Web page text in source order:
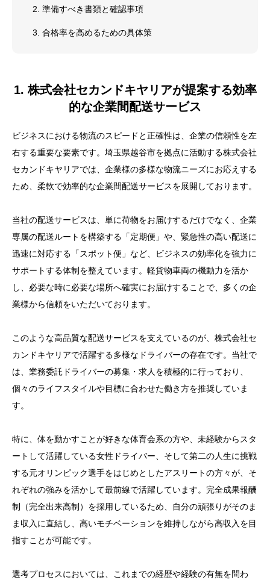
2. 準備すべき書類と確認事項
3. 合格率を高めるための具体策
1. 株式会社セカンドキヤリアが提案する効率
的な企業間配送サービス
ビジネスにおける物流のスピードと正確性は、企業の信頼性を左
右する重要な要素です。埼玉県越谷市を拠点に活動する株式会社
セカンドキヤリアでは、企業様の多様な物流ニーズにお応えする
ため、柔軟で効率的な企業間配送サービスを展開しております。
当社の配送サービスは、単に荷物をお届けするだけでなく、企業
専属の配送ルートを構築する「定期便」や、緊急性の高い配送に
迅速に対応する「スポット便」など、ビジネスの効率化を強力に
サポートする体制を整えています。軽貨物車両の機動力を活か
し、必要な時に必要な場所へ確実にお届けすることで、多くの企
業様から信頼をいただいております。
このような高品質な配送サービスを支えているのが、株式会社セ
カンドキヤリアで活躍する多様なドライバーの存在です。当社で
は、業務委託ドライバーの募集・求人を積極的に行っており、
個々のライフスタイルや目標に合わせた働き方を推奨していま
す。
特に、体を動かすことが好きな体育会系の方や、未経験からスタ
ートして活躍している女性ドライバー、そして第二の人生に挑戦
する元オリンピック選手をはじめとしたアスリートの方々が、そ
れぞれの強みを活かして最前線で活躍しています。完全成果報酬
制（完全出来高制）を採用しているため、自分の頑張りがそのま
ま収入に直結し、高いモチベーションを維持しながら高収入を目
指すことが可能です。
選考プロセスにおいては、これまでの経歴や経験の有無を問わ